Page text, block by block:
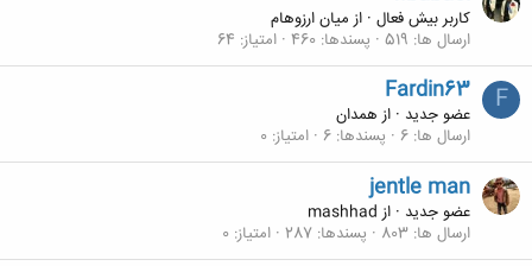
کاربر بیش فعال · از میان ارزوهام
ارسال ها 519 پسندها 460 امتیاز 64
F
Fardin63
عضو جدید · از همدان
ارسال ها 6 پسندها 6 امتیاز 0
jentle man
عضو جدید · از mashhad
ارسال ها 803 پسندها 287 امتیاز 0